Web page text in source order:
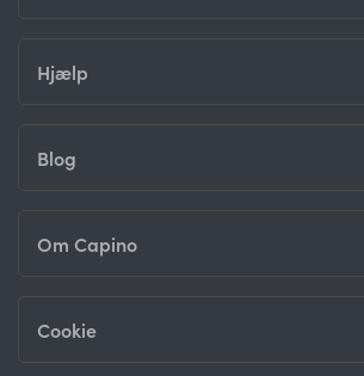
Hjælp
Blog
Om Capino
Cookie